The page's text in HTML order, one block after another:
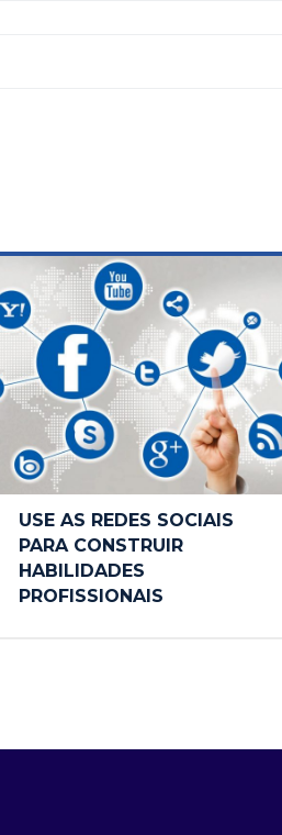
USE AS REDES SOCIAIS
PARA CONSTRUIR
HABILIDADES
PROFISSIONAIS